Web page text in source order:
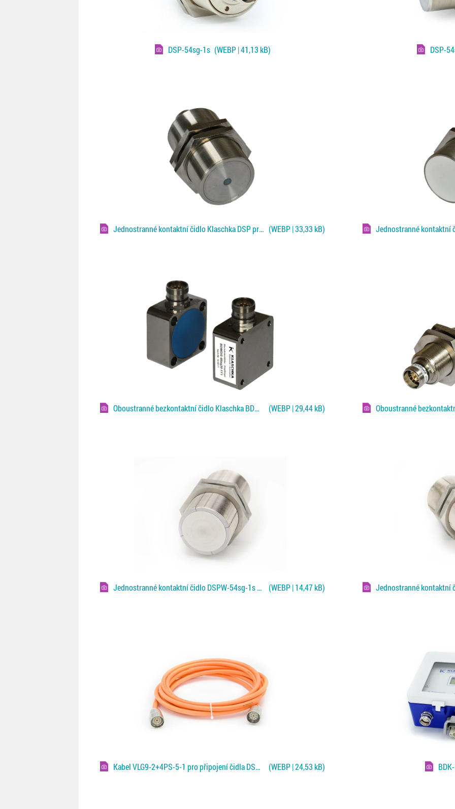
DSP-54sg-1s (WEBP | 41,13 kB) DSP-
Jednostranné kontaktní čidlo Klaschka DSP pro Fe plechy (WEBP | 33,33 kB)
Oboustranné bezkontaktní čidlo Klaschka BDWD pro Fe/NF plechy (WEBP | 29,44 kB)
Jednostranné kontaktní čidlo DSPW-54sg-1s pro Fe a NF plechy (WEBP | 14,47 kB)
Kabel VLG9-2+4PS-5-1 pro připojení čidla DSPW a monitoru (WEBP | 24,53 kB)